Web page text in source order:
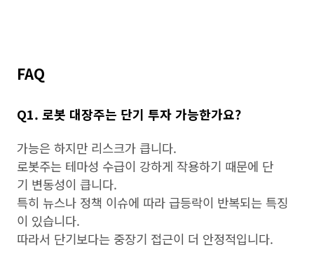
FAQ
Q1. 로봇 대장주는 단기 투자 가능한가요?
가능은 하지만 리스크가 큽니다.
로봇주는 테마성 수급이 강하게 작용하기 때문에 단
기 변동성이 큽니다.
특히 뉴스나 정책 이슈에 따라 급등락이 반복되는 특징
이 있습니다.
따라서 단기보다는 중장기 접근이 더 안정적입니다.